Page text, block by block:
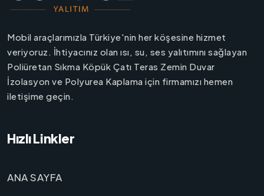
Mobil araçlarımızla Türkiye'nin her köşesine hizmet
veriyoruz. İhtiyacınız olan ısı, su, ses yalıtımını sağlayan
Poliüretan Sıkma Köpük Çatı Teras Zemin Duvar
İzolasyon ve Polyurea Kaplama için firmamızı hemen
iletişime geçin.
Hızlı Linkler
ANA SAYFA